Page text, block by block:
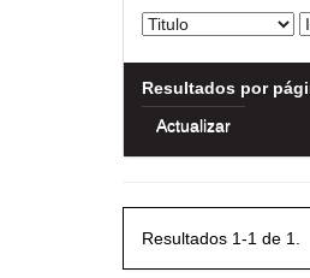
Resultados por
Resultados 1-1 de 1.